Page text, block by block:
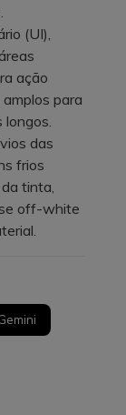
(UI),
ação
para
das
frios
tinta,
off-white